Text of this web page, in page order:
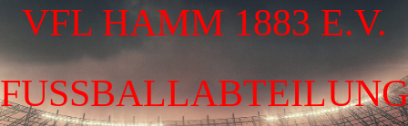
VFL HAMM 1883 E.V.
FUSSBALLABTEILUNG